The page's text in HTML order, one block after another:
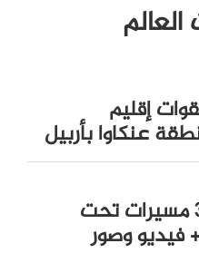
إقليم
عنكاوا بأربيل
التعرّف على قاعدة 313 مسيرات تحت
فيديو وصور